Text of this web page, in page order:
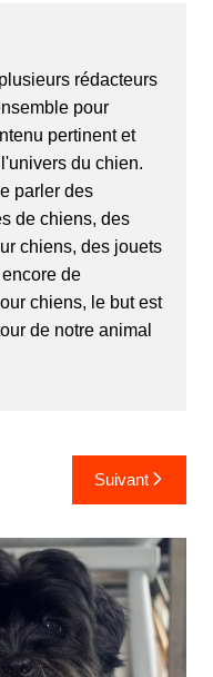
rédacteurs
pour
pertinent et
du chien.
parler des
de chiens, des
chiens, des jouets
de
chiens, le but est
de notre animal
Suivant